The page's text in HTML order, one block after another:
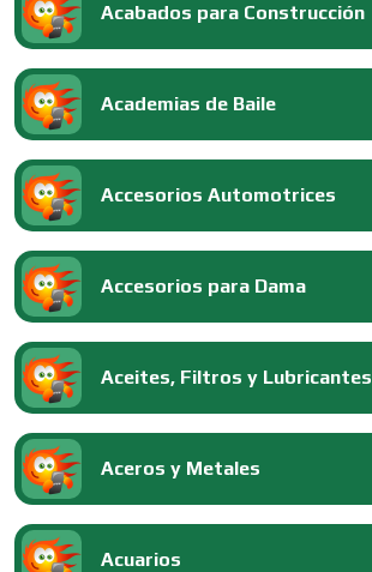
Acabados para Construcción
Academias de Baile
Accesorios Automotrices
Accesorios para Dama
Aceites, Filtros y Lubricantes
Aceros y Metales
Acuarios